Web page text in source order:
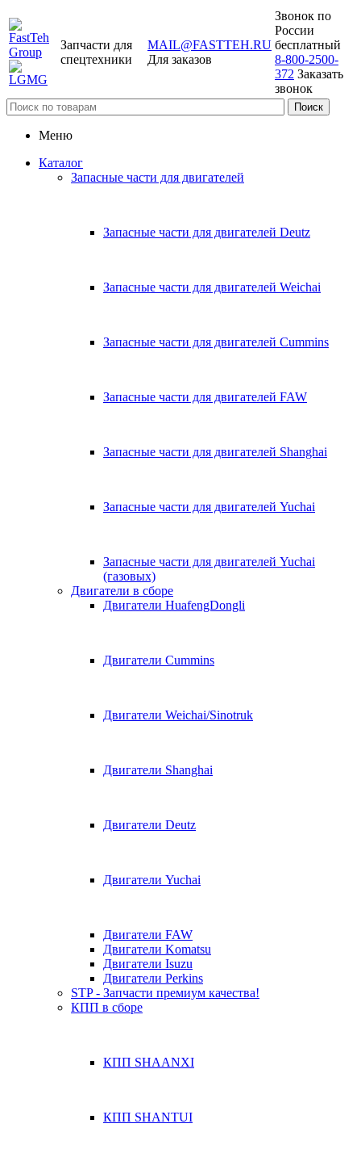
Запчасти для
спецтехники
MAIL@FASTTEH.RU
Для заказов
Звонок по
России
бесплатный
8-800-2500-
372 Заказать
звонок
Меню
Каталог
Запасные части для двигателей
Запасные части для двигателей Deutz
Запасные части для двигателей Weichai
Запасные части для двигателей Cummins
Запасные части для двигателей FAW
Запасные части для двигателей Shanghai
Запасные части для двигателей Yuchai
Запасные части для двигателей Yuchai
(газовых)
Двигатели в сборе
Двигатели HuafengDongli
Двигатели Cummins
Двигатели Weichai/Sinotruk
Двигатели Shanghai
Двигатели Deutz
Двигатели Yuchai
Двигатели FAW
Двигатели Komatsu
Двигатели Isuzu
Двигатели Perkins
STP - Запчасти премиум качества!
КПП в сборе
КПП SHAANXI
КПП SHANTUI